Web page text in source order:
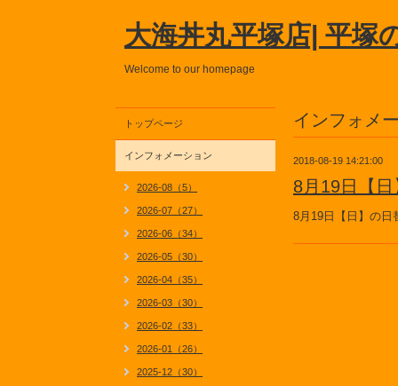
大海丼丸平塚店| 平塚
Welcome to our homepage
インフォメ
2018-08-19 14:21:00
8月19日【
8月19日【日】の日
トップページ
インフォメーション
2026-08（5）
2026-07（27）
2026-06（34）
2026-05（30）
2026-04（35）
2026-03（30）
2026-02（33）
2026-01（26）
2025-12（30）